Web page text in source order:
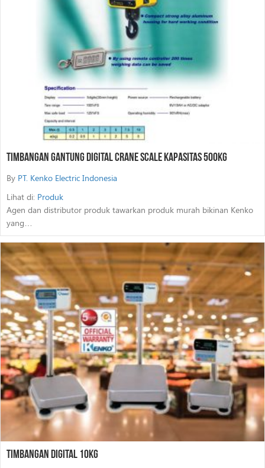
Timbangan Gantung Digital Crane Scale Kapasitas 500Kg
By PT. Kenko Electric Indonesia
Lihat di: Produk
Agen dan distributor produk tawarkan produk murah bikinan Kenko
yang…
Timbangan Digital 10Kg